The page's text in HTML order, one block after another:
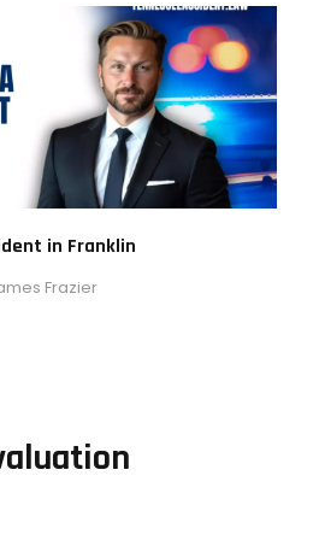
in Franklin
Frazier